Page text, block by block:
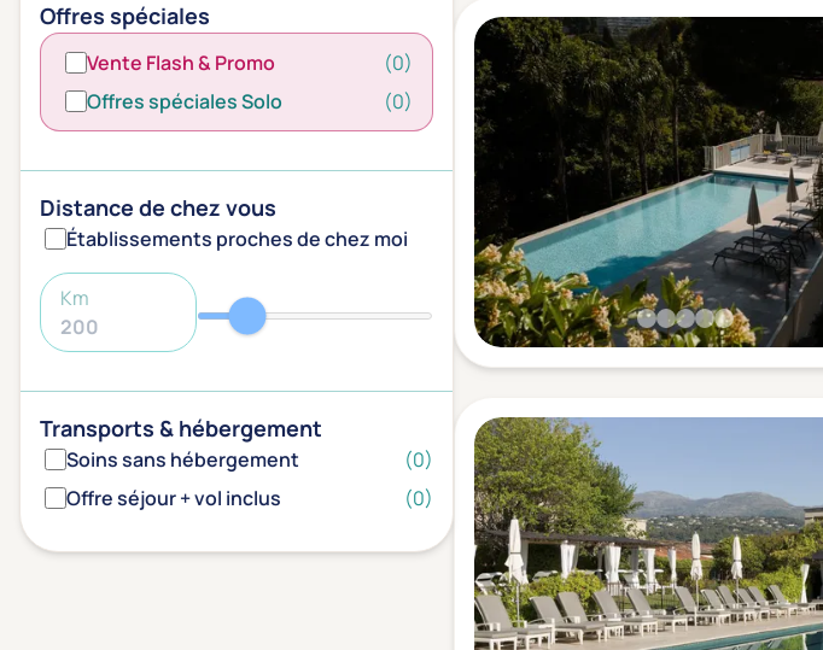
Offres spéciales
Vente Flash & Promo
(0)
Offres spéciales Solo
(0)
Distance de chez vous
Établissements proches de chez moi
Km
Transports & hébergement
Soins sans hébergement
(0)
Offre séjour + vol inclus
(0)